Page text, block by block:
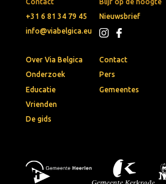
+31 6 81 34 79 45
info@viabelgica.eu
Nieuwsbrief
Over Via Belgica
Onderzoek
Educatie
Vrienden
De gids
Contact
Pers
Gemeentes